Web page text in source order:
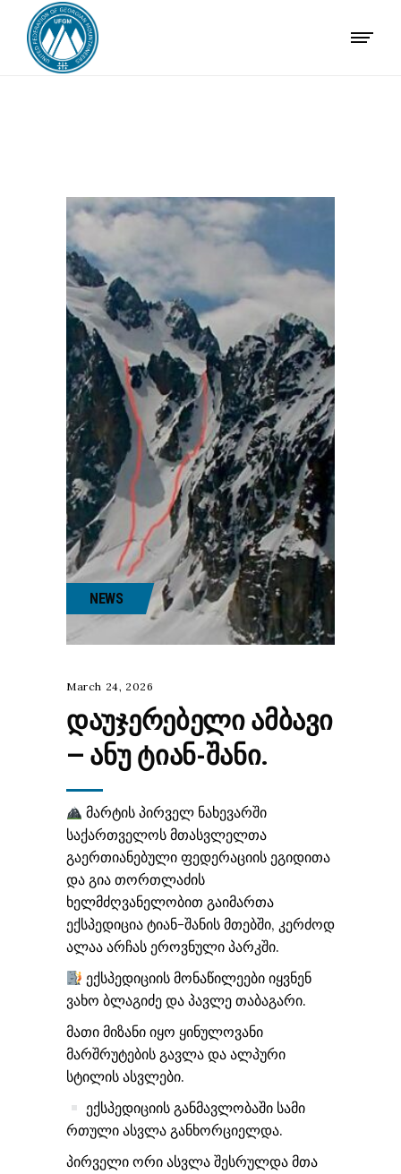
NEWS
March 24, 2026
ᲓᲐᲣᲯᲔᲠᲔᲑᲔᲚᲘ ᲐᲛᲑᲐᲕᲘ
— ᲐᲜᲣ ᲢᲘᲐᲜ-ᲨᲐᲜᲘ.
მარტის პირველ ნახევარში
საქართველოს მთასვლელთა
გაერთიანებული ფედერაციის ეგიდითა
და გია თორთლაძის
ხელმძღვანელობით გაიმართა
ექსპედიცია ტიან-შანის მთებში, კერძოდ
ალაა არჩას ეროვნული პარკში.
ექსპედიციის მონაწილეები იყვნენ
ვახო ბლაგიძე და პავლე თაბაგარი.
მათი მიზანი იყო ყინულოვანი
მარშრუტების გავლა და ალპური
სტილის ასვლები.
ექსპედიციის განმავლობაში სამი
რთული ასვლა განხორციელდა.
პირველი ორი ასვლა შესრულდა მთა